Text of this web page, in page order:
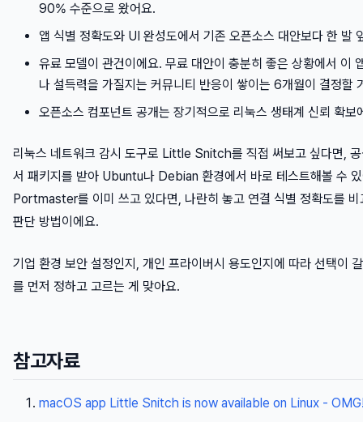
90% 수준으로 왔어요.
앱 식별 정확도와 UI 완성도에서 기존 오픈소스 대안보다 한 발
유료 모델이 관건이에요. 무료 대안이 충분히 좋은 상황에서 이
나 설득력을 가질지는 커뮤니티 반응이 쌓이는 6개월이 결정할
오픈소스 컴포넌트 공개는 장기적으로 리눅스 생태계 신뢰 확보
리눅스 네트워크 감시 도구로 Little Snitch를 직접 써보고 싶다면,
서 패키지를 받아 Ubuntu나 Debian 환경에서 바로 테스트해볼 수
Portmaster를 이미 쓰고 있다면, 나란히 놓고 연결 식별 정확도를
판단 방법이에요.
기업 환경 보안 설정인지, 개인 프라이버시 용도인지에 따라 선택이
를 먼저 정하고 고르는 게 맞아요.
참고자료
macOS app Little Snitch is now available on Linux -